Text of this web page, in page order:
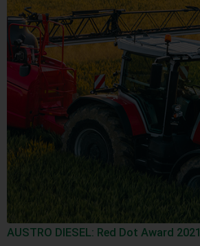
AUSTRO DIESEL: Red Dot Award 2021